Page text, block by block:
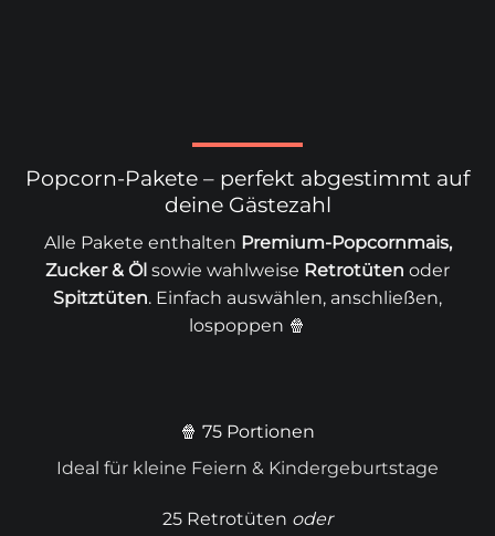
Popcorn-Pakete – perfekt abgestimmt auf
deine Gästezahl
Alle Pakete enthalten Premium-Popcornmais,
Zucker & Öl sowie wahlweise Retrotüten oder
Spitztüten. Einfach auswählen, anschließen,
lospoppen 🍿
🍿 75 Portionen
Ideal für kleine Feiern & Kindergeburtstage
25 Retrotüten oder